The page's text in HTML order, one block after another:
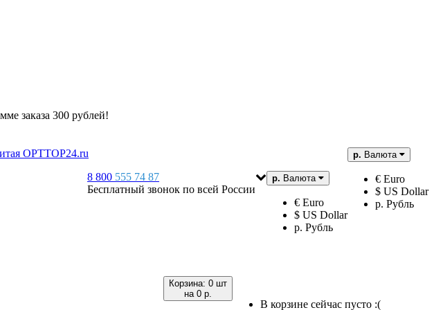
заказа 300 рублей!
р. Валюта
€ Euro
$ US Dollar
р. Рубль
р. Валюта
€ Euro
$ US Dollar
р. Рубль
8 800 555 74 87
Бесплатный звонок по всей России
Корзина: 0 шт
на 0 р.
В корзине сейчас пусто :(